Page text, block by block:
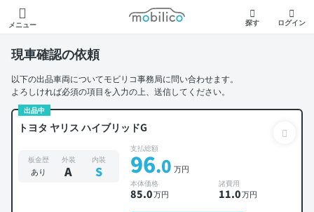
メニュー
モビリコ
探す ログイン
現車確認の依頼
以下の出品車両についてモビリコ事務局に問い合わせます。
よろしければ必須の項目を入力の上、送信してください。
出品中
トヨタ ヤリス ハイブリッドG
板金歴
あり
外装
A
内装
S
支払総額
96.0 万円
本体価格
85.0万円
諸費用
11.0万円